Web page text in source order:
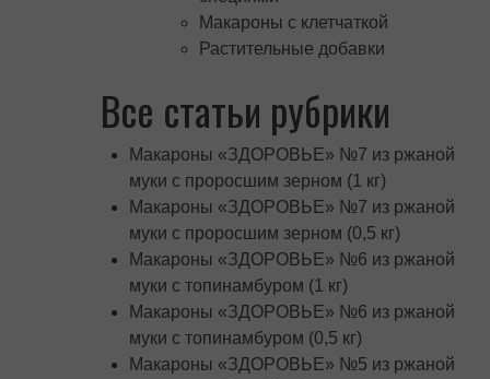
Макароны с клетчаткой
Растительные добавки
Все статьи рубрики
Макароны «ЗДОРОВЬЕ» №7 из ржаной
муки с проросшим зерном (1 кг)
Макароны «ЗДОРОВЬЕ» №7 из ржаной
муки с проросшим зерном (0,5 кг)
Макароны «ЗДОРОВЬЕ» №6 из ржаной
муки с топинамбуром (1 кг)
Макароны «ЗДОРОВЬЕ» №6 из ржаной
муки с топинамбуром (0,5 кг)
Макароны «ЗДОРОВЬЕ» №5 из ржаной